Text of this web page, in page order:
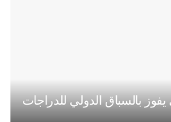
بالسباق الدولي للدراجات